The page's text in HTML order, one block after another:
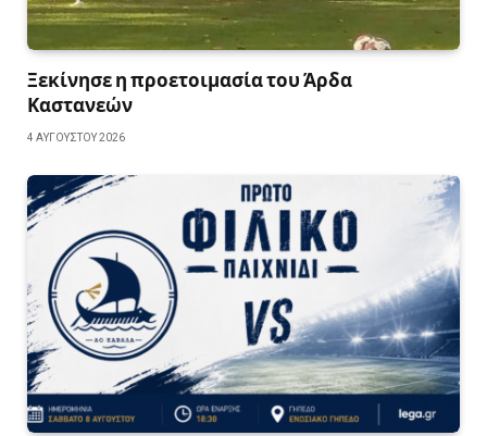
Ξεκίνησε η προετοιμασία του Άρδα
Καστανεών
4 ΑΥΓΟΎΣΤΟΥ 2026